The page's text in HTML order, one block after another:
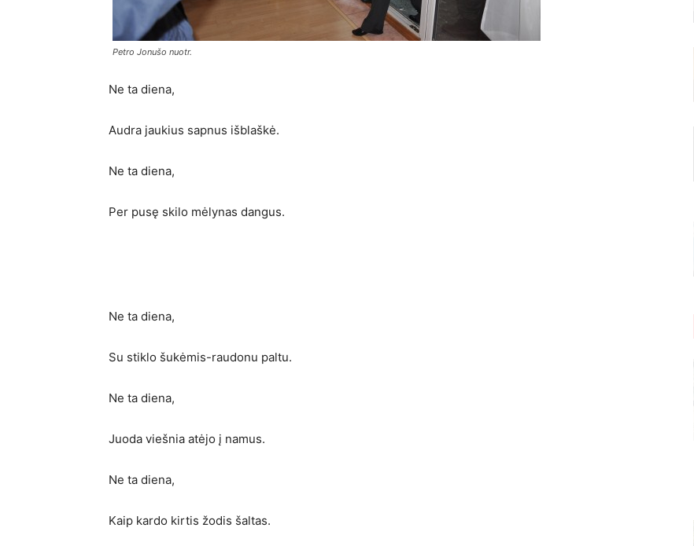
Petro Jonušo nuotr.
Ne ta diena,
Audra jaukius sapnus išblaškė.
Ne ta diena,
Per pusę skilo mėlynas dangus.
Ne ta diena,
Su stiklo šukėmis-raudonu paltu.
Ne ta diena,
Juoda viešnia atėjo į namus.
Ne ta diena,
Kaip kardo kirtis žodis šaltas.